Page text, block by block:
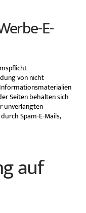
E-
von nicht
Seiten behalten sich
unverlangten
Spam-E-Mails,
auf